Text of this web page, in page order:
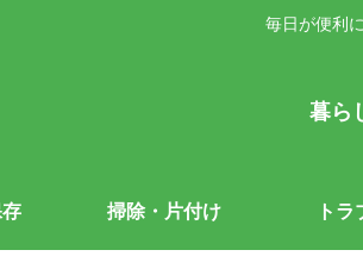
毎日が便利
暮ら
掃除・片付け ト